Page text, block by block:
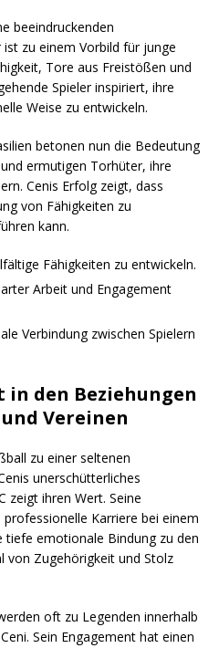
beeindruckenden
zu einem Vorbild für junge
Tore aus Freistößen und
Spieler inspiriert, ihre
Weise zu entwickeln.
betonen nun die Bedeutung
ermutigen Torhüter, ihre
Cenis Erfolg zeigt, dass
von Fähigkeiten zu
kann.
Fähigkeiten zu entwickeln.
Arbeit und Engagement
Verbindung zwischen Spielern
den Beziehungen
Vereinen
zu einer seltenen
unerschütterliches
zeigt ihren Wert. Seine
Karriere bei einem
tiefe emotionale Bindung zu den
von Zugehörigkeit und Stolz
oft zu Legenden innerhalb
Sein Engagement hat einen